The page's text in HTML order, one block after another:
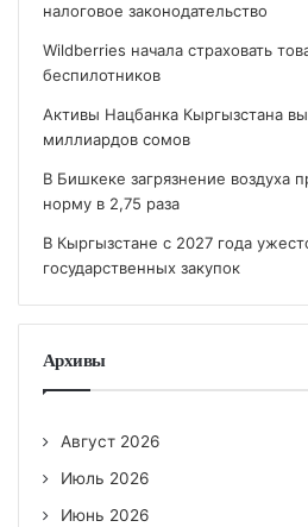
налоговое законодательство
Wildberries начала страховать
беспилотников
Активы Нацбанка Кыргызстана
миллиардов сомов
В Бишкеке загрязнение воздуха
норму в 2,75 раза
В Кыргызстане с 2027 года
государственных закупок
Архивы
Август 2026
Июль 2026
Июнь 2026